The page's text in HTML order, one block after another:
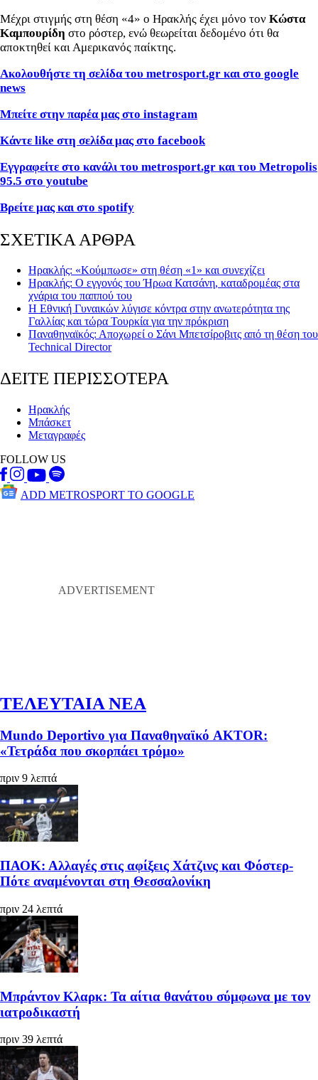
Μέχρι στιγμής στη θέση «4» ο Ηρακλής έχει μόνο τον Κώστα
Καμπουρίδη στο ρόστερ, ενώ θεωρείται δεδομένο ότι θα
αποκτηθεί και Αμερικανός παίκτης.
Ακολουθήστε τη σελίδα του metrosport.gr και στο google
news
Μπείτε στην παρέα μας στο instagram
Κάντε like στη σελίδα μας στο facebook
Εγγραφείτε στο κανάλι του metrosport.gr και του Metropolis
95.5 στο youtube
Βρείτε μας και στο spotify
ΣΧΕΤΙΚΑ ΑΡΘΡΑ
Ηρακλής: «Κούμπωσε» στη θέση «1» και συνεχίζει
Ηρακλής: Ο εγγονός του Ήρωα Κατσάνη, καταδρομέας στα
χνάρια του παππού του
Η Εθνική Γυναικών λύγισε κόντρα στην ανωτερότητα της
Γαλλίας και τώρα Τουρκία για την πρόκριση
Παναθηναϊκός: Αποχωρεί ο Σάνι Μπετσίροβιτς από τη θέση του
Technical Director
ΔΕΙΤΕ ΠΕΡΙΣΣΟΤΕΡΑ
Ηρακλής
Μπάσκετ
Μεταγραφές
FOLLOW US
ADD METROSPORT TO GOOGLE
ΤΕΛΕΥΤΑΙΑ ΝΕΑ
Mundo Deportivo για Παναθηναϊκό AKTOR:
«Τετράδα που σκορπάει τρόμο»
πριν 9 λεπτά
ΠΑΟΚ: Αλλαγές στις αφίξεις Χάτζινς και Φόστερ-
Πότε αναμένονται στη Θεσσαλονίκη
πριν 24 λεπτά
Μπράντον Κλαρκ: Τα αίτια θανάτου σύμφωνα με τον
ιατροδικαστή
πριν 39 λεπτά